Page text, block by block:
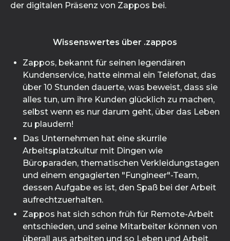
der digitalen Präsenz von Zappos bei.
Wissenswertes über .zappos
Zappos, bekannt für seinen legendären
Kundenservice, hatte einmal ein Telefonat, das
über 10 Stunden dauerte, was beweist, dass sie
alles tun, um ihre Kunden glücklich zu machen,
selbst wenn es nur darum geht, über das Leben
zu plaudern!
Das Unternehmen hat eine skurrile
Arbeitsplatzkultur mit Dingen wie
Büroparaden, thematischen Verkleidungstagen
und einem engagierten "Fungineer"-Team,
dessen Aufgabe es ist, den Spaß bei der Arbeit
aufrechtzuerhalten.
Zappos hat sich schon früh für Remote-Arbeit
entschieden, und seine Mitarbeiter können von
überall aus arbeiten und so Leben und Arbeit